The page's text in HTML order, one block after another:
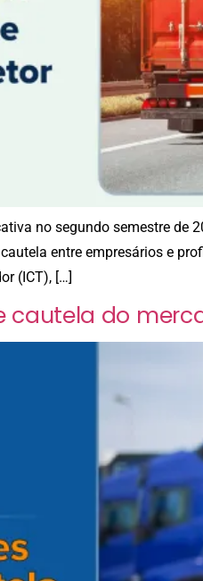
no segundo semestre de
entre empresários e
(ICT), […]
cautela do